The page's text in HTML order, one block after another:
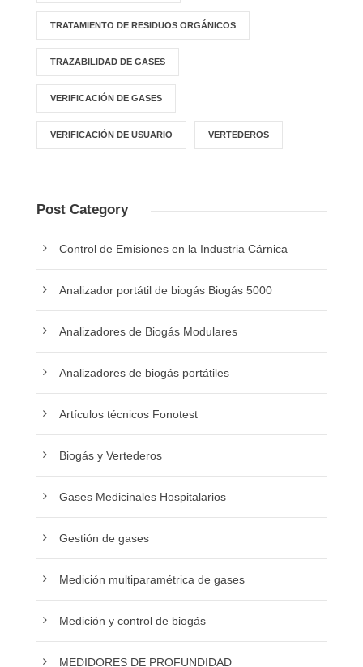
TRATAMIENTO DE RESIDUOS ORGÁNICOS
TRAZABILIDAD DE GASES
VERIFICACIÓN DE GASES
VERIFICACIÓN DE USUARIO VERTEDEROS
Post Category
Control de Emisiones en la Industria Cárnica
Analizador portátil de biogás Biogás 5000
Analizadores de Biogás Modulares
Analizadores de biogás portátiles
Artículos técnicos Fonotest
Biogás y Vertederos
Gases Medicinales Hospitalarios
Gestión de gases
Medición multiparamétrica de gases
Medición y control de biogás
MEDIDORES DE PROFUNDIDAD